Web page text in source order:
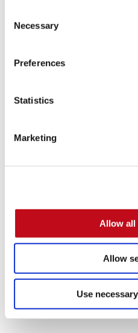
Selection
Necessary
Preferences
Statistics
Marketing
Allow all
Allow
Use